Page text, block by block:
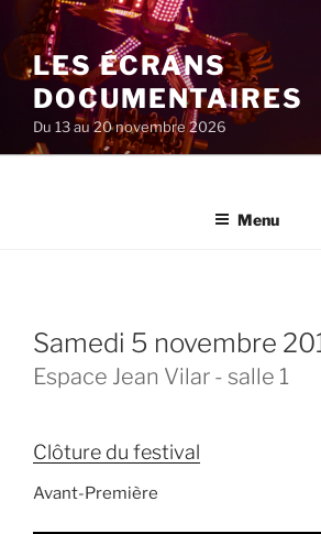
au
contenu
principal
LES ÉCRANS
DOCUMENTAIRES
Du 13 au 20 novembre 2026
Menu
samedi 5 novembre
Espace Jean Vilar - salle 1
Clôture du festival
Avant-Première